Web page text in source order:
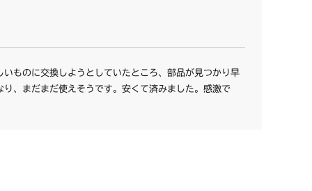
いものに交換しようとしていたところ、部品が見つかり早
、まだまだ使えそうです。安くて済みました。感激で